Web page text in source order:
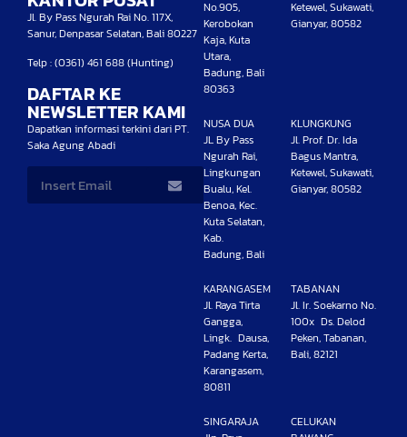
Jl. By Pass Ngurah Rai No. 117X,
Sanur, Denpasar Selatan, Bali 80227
Telp : (0361) 461 688 (Hunting)
DAFTAR KE
NEWSLETTER KAMI
Dapatkan informasi terkini dari PT.
Saka Agung Abadi
No.905,
Kerobokan
Kaja, Kuta
Utara,
Badung, Bali
80363
Ketewel, Sukawati,
Gianyar, 80582
NUSA DUA
JL By Pass
Ngurah Rai,
Lingkungan
Bualu, Kel.
Benoa, Kec.
Kuta Selatan,
Kab.
Badung, Bali
KLUNGKUNG
Jl. Prof. Dr. Ida
Bagus Mantra,
Ketewel, Sukawati,
Gianyar, 80582
KARANGASEM
Jl. Raya Tirta
Gangga,
Lingk. Dausa,
Padang Kerta,
Karangasem,
80811
TABANAN
Jl. Ir. Soekarno No.
100x Ds. Delod
Peken, Tabanan,
Bali, 82121
SINGARAJA
CELUKAN